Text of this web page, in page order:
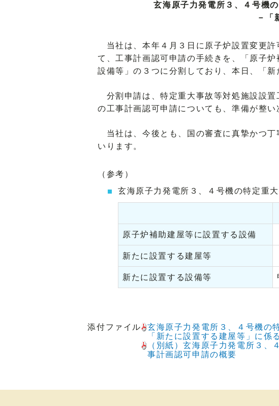
玄海原子力発電所３、４号機
－「
当社は、本年４月３日に原子炉設置変更許
て、工事計画認可申請の手続きを、「原子
設備等」の３つに分割しており、本日、「
分割申請は、特定重大事故等対処施設設置
の工事計画認可申請についても、準備が整い
当社は、今後とも、国の審査に真摯かつ丁
いります。
（参考）
玄海原子力発電所３、４号機の特定重
原子炉補助建屋等に設置する設備
新たに設置する建屋等
新たに設置する設備等
添付ファイル
玄海原子力発電所３、４号機の
「新たに設置する建屋等」に係
（別紙）玄海原子力発電所３
事計画認可申請の概要